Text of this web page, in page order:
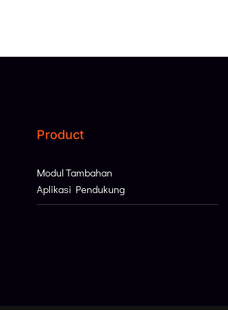
Product
Modul Tambahan
Aplikasi Pendukung